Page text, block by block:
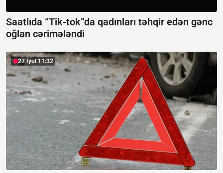
Saatlıda “Tik-tok”da qadınları təhqir edən gənc
oğlan cərimələndi
27 İyul 11:32